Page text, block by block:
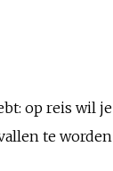
op reis wil je
te worden